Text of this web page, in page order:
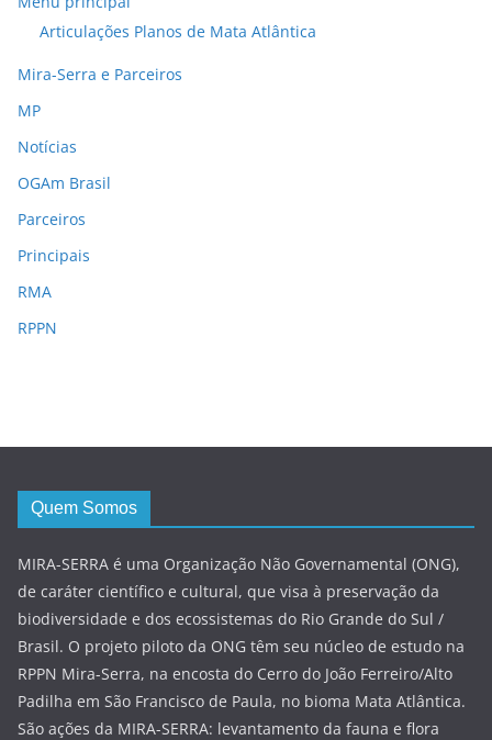
Articulações Planos de Mata Atlântica
Mira-Serra e Parceiros
MP
Notícias
OGAm Brasil
Parceiros
Principais
RMA
RPPN
Quem Somos
MIRA-SERRA é uma Organização Não Governamental (ONG),
de caráter científico e cultural, que visa à preservação da
biodiversidade e dos ecossistemas do Rio Grande do Sul /
Brasil. O projeto piloto da ONG têm seu núcleo de estudo na
RPPN Mira-Serra, na encosta do Cerro do João Ferreiro/Alto
Padilha em São Francisco de Paula, no bioma Mata Atlântica.
São ações da MIRA-SERRA: levantamento da fauna e flora